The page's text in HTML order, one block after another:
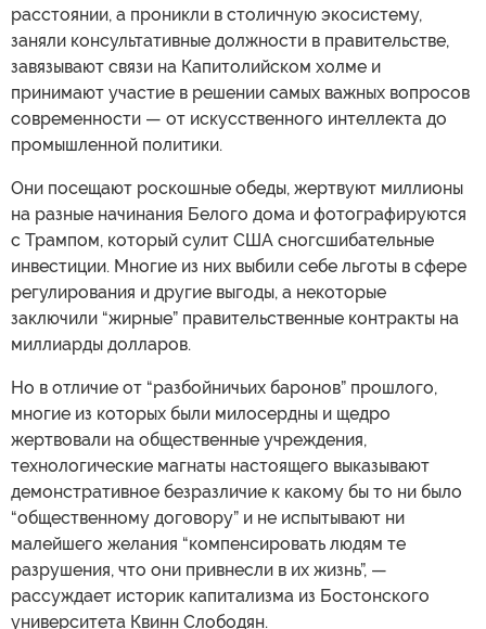
расстоянии, а проникли в столичную экосистему,
заняли консультативные должности в правительстве,
завязывают связи на Капитолийском холме и
принимают участие в решении самых важных вопросов
современности — от искусственного интеллекта до
промышленной политики.
Они посещают роскошные обеды, жертвуют миллионы
на разные начинания Белого дома и фотографируются
с Трампом, который сулит США сногсшибательные
инвестиции. Многие из них выбили себе льготы в сфере
регулирования и другие выгоды, а некоторые
заключили “жирные” правительственные контракты на
миллиарды долларов.
Но в отличие от “разбойничьих баронов” прошлого,
многие из которых были милосердны и щедро
жертвовали на общественные учреждения,
технологические магнаты настоящего выказывают
демонстративное безразличие к какому бы то ни было
“общественному договору” и не испытывают ни
малейшего желания “компенсировать людям те
разрушения, что они привнесли в их жизнь”, —
рассуждает историк капитализма из Бостонского
университета Квинн Слободян.